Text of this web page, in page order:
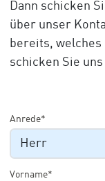
Dann schicken
über unser
bereits, welches
schicken Sie
Anrede*
Vorname*